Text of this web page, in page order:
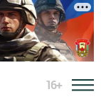
16+